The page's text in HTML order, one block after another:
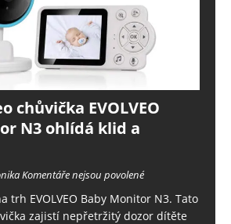
chůvička EVOLVEO
N3 ohlídá klid a
Komentáře nejsou povolené
trh EVOLVEO Baby Monitor N3. Tato
zajistí nepřetržitý dozor dítěte